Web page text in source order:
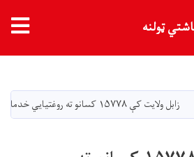
دانګل
ټولنه
زابل ولایت کې ۱۵۷۷۸ کسانو ته روغتیایي خدمات ترسره شوي!